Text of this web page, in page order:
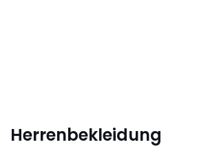
Herrenbekleidung